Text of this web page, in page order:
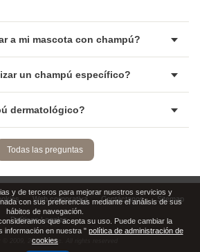
a mi mascota con champú?
un champú específico?
dermatológico?
Todas las preguntas
Web corporativa Contáctanos Sitemap
Políticas Legales
2026Virbac. All rights reserved
y de terceros para mejorar nuestros servicios y
con sus preferencias mediante el análisis de sus
hábitos de navegación.
que acepta su uso. Puede cambiar la
información en nuestra " política de administración de
cookies